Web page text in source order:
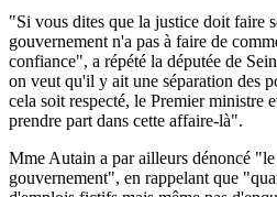
"Si vous dites que la justice doit faire
gouvernement n'a pas à faire de
confiance", a répété la députée de
on veut qu'il y ait une séparation des
cela soit respecté, le Premier ministre
prendre part dans cette affaire-là".
Mme Autain a par ailleurs dénoncé
gouvernement", en rappelant que